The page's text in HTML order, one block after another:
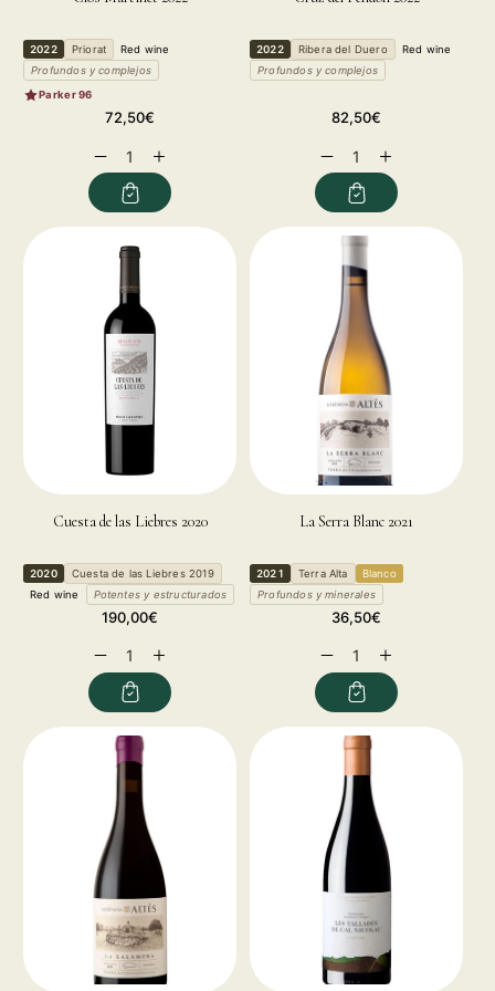
2022 Priorat
Red wine
Profundos y complejos
Parker 96
Regular
72,50€
Decrease
quantity
Increase
quantity
for
2022 Ribera del Duero
Red wine
Profundos y complejos
Regular
82,50€
Decrease
quantity
Increase
quantity
for
Cuesta de las Liebres 2020
2020
Cuesta de las Liebres 2019
Red wine
Potentes y estructurados
Regular
190,00€
Decrease
quantity
Increase
quantity
for
La Serra Blanc 2021
2021 Terra Alta
Blanco
Profundos y minerales
Regular
36,50€
Decrease
quantity
Increase
quantity
for